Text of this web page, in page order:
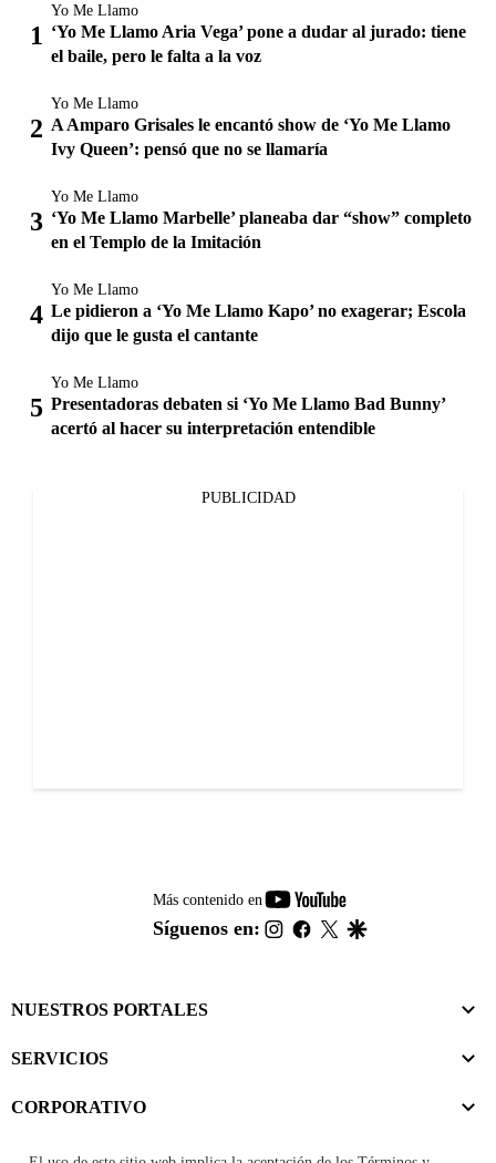
Yo Me Llamo
‘Yo Me Llamo Aria Vega’ pone a dudar al jurado: tiene
el baile, pero le falta a la voz
Yo Me Llamo
A Amparo Grisales le encantó show de ‘Yo Me Llamo
Ivy Queen’: pensó que no se llamaría
Yo Me Llamo
‘Yo Me Llamo Marbelle’ planeaba dar “show” completo
en el Templo de la Imitación
Yo Me Llamo
Le pidieron a ‘Yo Me Llamo Kapo’ no exagerar; Escola
dijo que le gusta el cantante
Yo Me Llamo
Presentadoras debaten si ‘Yo Me Llamo Bad Bunny’
acertó al hacer su interpretación entendible
PUBLICIDAD
Más contenido en
youtube-
footer
Síguenos en: instagram
facebook
twitter
NUESTROS PORTALES
SERVICIOS
CORPORATIVO